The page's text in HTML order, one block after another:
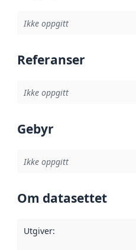
Ikke oppgitt
Referanser
Ikke oppgitt
Gebyr
Ikke oppgitt
Om datasettet
Utgiver: